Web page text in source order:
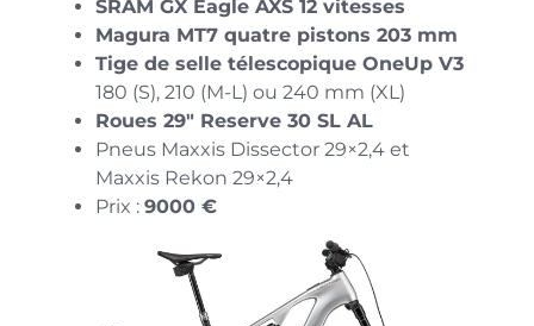
SRAM GX Eagle AXS 12 vitesses
Magura MT7 quatre pistons 203 mm
Tige de selle télescopique OneUp V3
180 (S), 210 (M-L) ou 240 mm (XL)
Roues 29″ Reserve 30 SL AL
Pneus Maxxis Dissector 29×2,4 et
Maxxis Rekon 29×2,4
Prix :9000 €